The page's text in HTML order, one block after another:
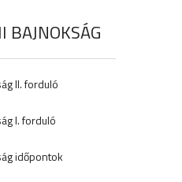
BAJNOKSÁG
II. forduló
I. forduló
időpontok